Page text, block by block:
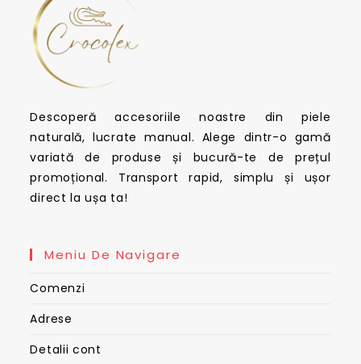
Descoperă accesoriile noastre din piele
naturală, lucrate manual. Alege dintr-o gamă
variată de produse și bucură-te de prețul
promoțional. Transport rapid, simplu și ușor
direct la ușa ta!
Meniu De Navigare
Comenzi
Adrese
Detalii cont